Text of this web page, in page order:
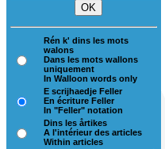
Rén k' dins les mots
walons
Dans les mots wallons
uniquement
In Walloon words only
E scrijhaedje Feller
En écriture Feller
In "Feller" notation
Dins les årtikes
A l'intérieur des articles
Within articles